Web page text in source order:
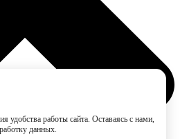
удобства работы сайта. Оставаясь с нами,
данных.